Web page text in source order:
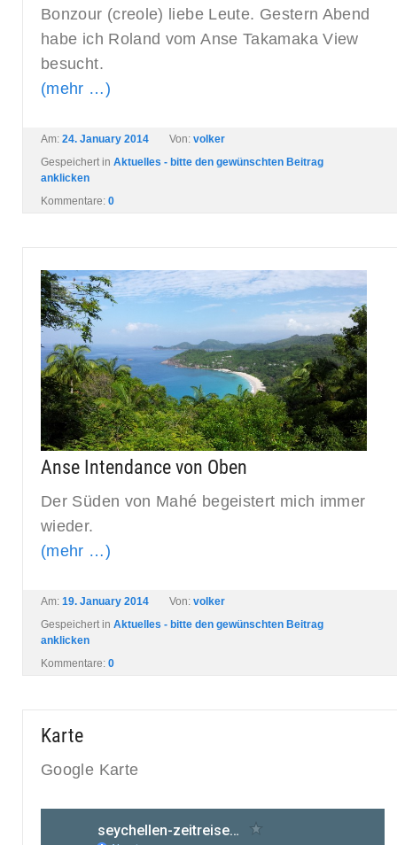
Bonzour (creole) liebe Leute. Gestern Abend
habe ich Roland vom Anse Takamaka View
besucht.
(mehr …)
Am: 24. January 2014 Von: volker
Gespeichert in Aktuelles - bitte den gewünschten Beitrag
anklicken
Kommentare: 0
Anse Intendance von Oben
Der Süden von Mahé begeistert mich immer
wieder.
(mehr …)
Am: 19. January 2014 Von: volker
Gespeichert in Aktuelles - bitte den gewünschten Beitrag
anklicken
Kommentare: 0
Karte
Google Karte